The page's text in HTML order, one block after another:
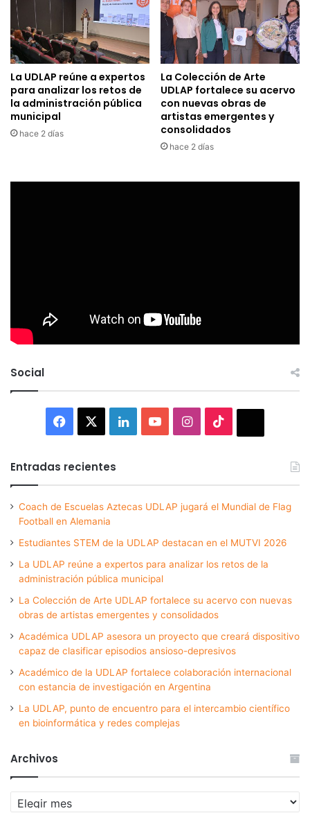
La UDLAP reúne a expertos
para analizar los retos de
la administración pública
municipal
hace 2 días
La Colección de Arte
UDLAP fortalece su acervo
con nuevas obras de
artistas emergentes y
consolidados
hace 2 días
Social
Facebook LinkedInYouTubeInstagram
Entradas recientes
Coach de Escuelas Aztecas UDLAP jugará el Mundial de Flag
Football en Alemania
Estudiantes STEM de la UDLAP destacan en el MUTVI 2026
La UDLAP reúne a expertos para analizar los retos de la
administración pública municipal
La Colección de Arte UDLAP fortalece su acervo con nuevas
obras de artistas emergentes y consolidados
Académica UDLAP asesora un proyecto que creará dispositivo
capaz de clasificar episodios ansioso-depresivos
Académico de la UDLAP fortalece colaboración internacional
con estancia de investigación en Argentina
La UDLAP, punto de encuentro para el intercambio científico
en bioinformática y redes complejas
Archivos
Archivos